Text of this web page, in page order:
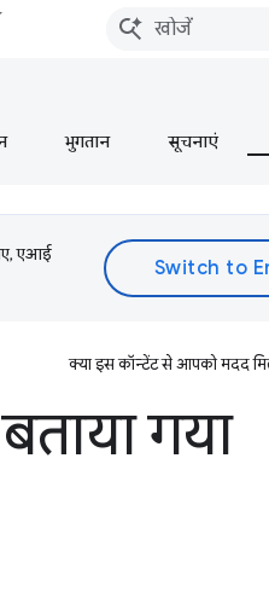
भुगतान सूचनाएं
एआई
क्या इस कॉन्टेंट से आपको मदद
गया